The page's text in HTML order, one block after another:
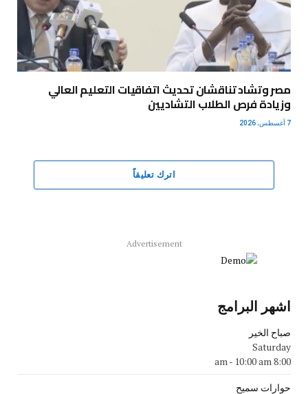
مصر وتشاد تناقشان تحديث اتفاقيات التعليم العالي
وزيادة فرص الطلاب التشاديين
7 أغسطس، 2026
اترك تعليقاً
Advertisement
اشهر البرامج
صباح الخير
Saturday
8:00 am
- 10:00 am
حوارات سميح